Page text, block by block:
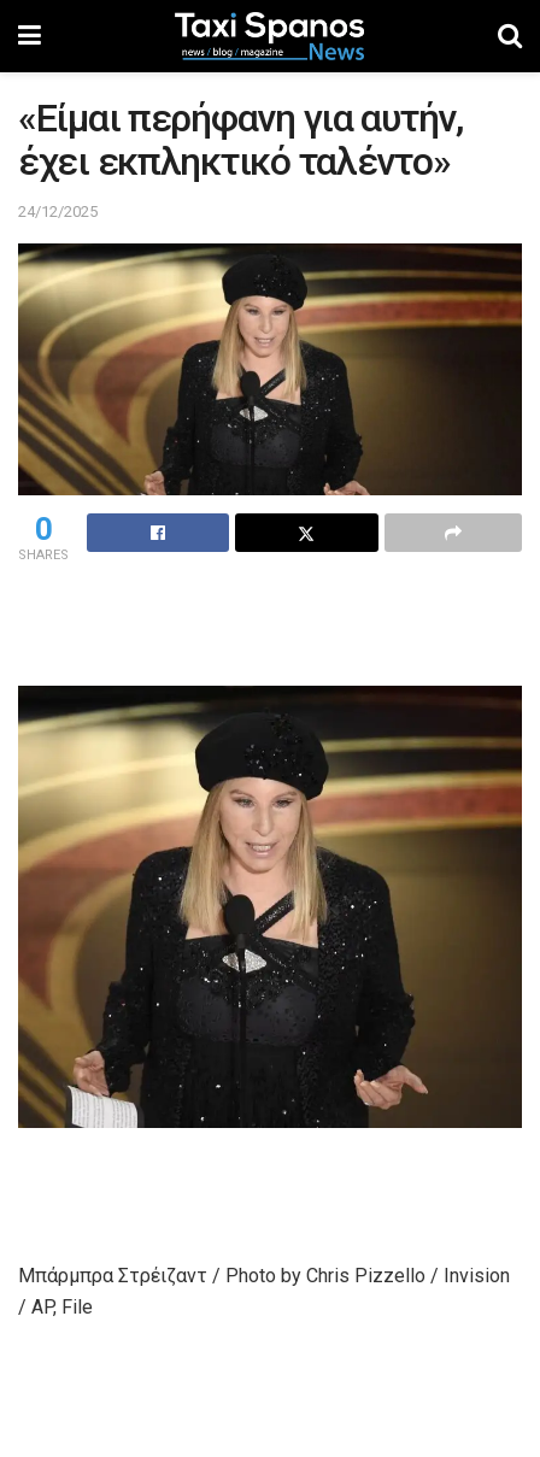
«Είμαι περήφανη για αυτήν,
έχει εκπληκτικό ταλέντο»
24/12/2025
0
SHARES
Μπάρμπρα Στρέιζαντ / Photo by Chris Pizzello / Invision
/ AP, File